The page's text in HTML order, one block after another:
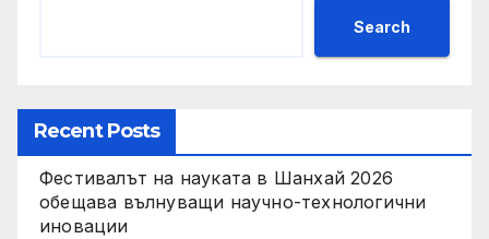
Search
Recent Posts
Фестивалът на науката в Шанхай 2026
обещава вълнуващи научно-технологични
иновации